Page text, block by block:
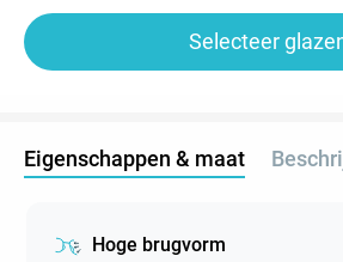
Selecteer
Eigenschappen & maat
Hoge brugvorm